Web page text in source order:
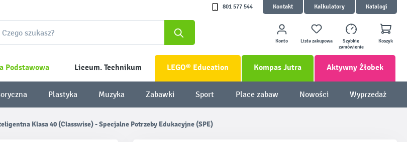
801 577 544 Kontakt Kalkulatory Katalogi
Konto Lista zakupowa
Szybkie
zamówienie
Koszyk
Podstawowa Liceum. Technikum LEGO® Education Kompas Jutra Aktywny Żłobek
Plastyka Muzyka Zabawki Sport Place zabaw Nowości Wyprzedaż
Klasa 40 (Classwise) - Specjalne Potrzeby Edukacyjne (SPE)